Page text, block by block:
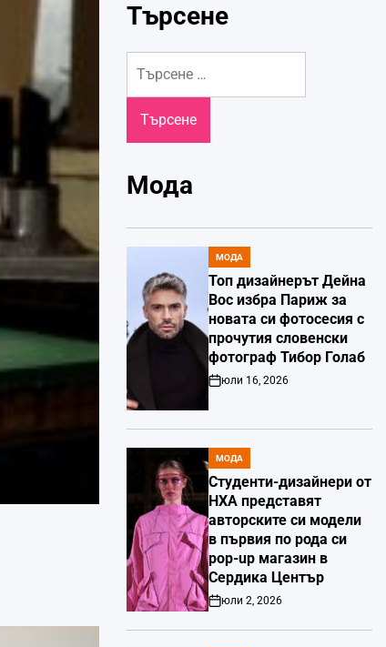
Търсене
за:
Мода
POSTED
IN
МОДА
Топ дизайнерът Дейна
Вос избра Париж за
новата си фотосесия с
прочутия словенски
фотограф Тибор Голаб
Post
юли 16, 2026
POSTED
IN
МОДА
Студенти-дизайнери от
НХА представят
авторските си модели
в първия по рода си
pop-up магазин в
Сердика Център
Post
юли 2, 2026